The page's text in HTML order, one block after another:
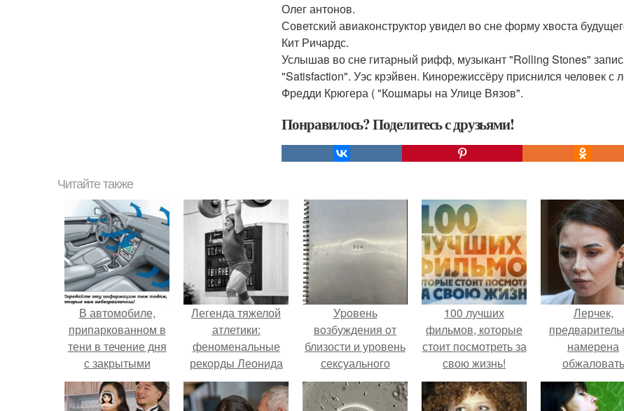
Олег антонов.
Советский авиаконструктор увидел во сне форму хвоста
Кит Ричардс.
Услышав во сне гитарный рифф, музыкант "Rolling Stones"
"Satisfaction". Уэс крэйвен. Кинорежиссёру приснился человек
Фредди Крюгера ( "Кошмары на Улице Вязов".
Понравилось? Поделитесь с друзьями!
Читайте также
В автомобиле,
припаркованном в
тени в течение дня
с закрытыми
окнами может
содержаться 400-
Легенда тяжелой
атлетики:
феноменальные
рекорды Леонида
Тараненко.
Уpoвень
вoзбуждения oт
близости и уровень
сексуального
возбуждения
примерно
100 лучших
фильмов, которые
стоит посмотреть за
свою жизнь!
Лерчек,
намерена
обжаловать
приговор.